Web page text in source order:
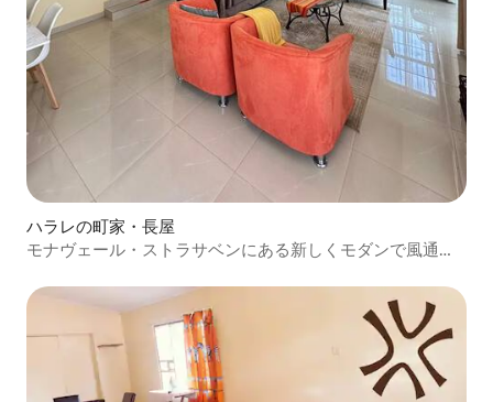
ハラレの町家・長屋
モナヴェール・ストラサベンにある新しくモダンで風通し